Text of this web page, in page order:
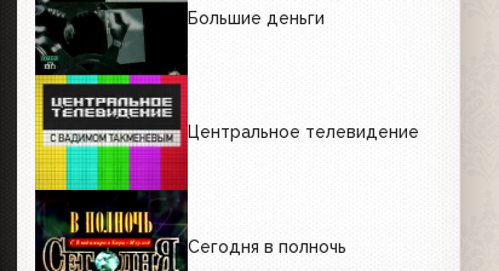
Большие деньги
Центральное телевидение
Сегодня в полночь